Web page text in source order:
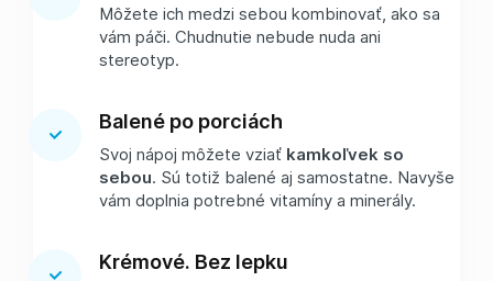
Môžete ich medzi sebou kombinovať, ako sa
vám páči. Chudnutie nebude nuda ani
stereotyp.
Balené po porciách
Svoj nápoj môžete vziať kamkoľvek so
sebou. Sú totiž balené aj samostatne. Navyše
vám doplnia potrebné vitamíny a minerály.
Krémové. Bez lepku